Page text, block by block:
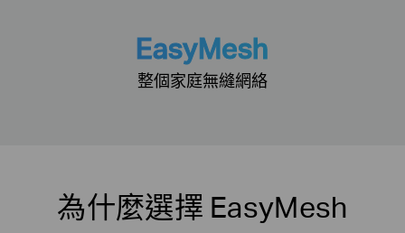
EasyMesh
整個家庭無縫網絡
為什麼選擇 EasyMesh